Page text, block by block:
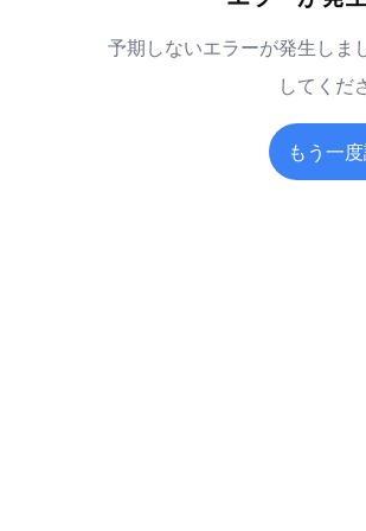
予期しないエラーが発生しま
してくだ
もう一